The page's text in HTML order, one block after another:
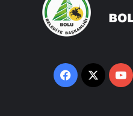
Facebook
X